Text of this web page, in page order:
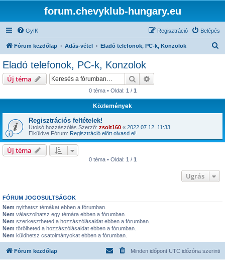
forum.chevyklub-hungary.eu
GyIK Belépés
Regisztráció
Fórum kezdőlap Adás-vétel Eladó telefonok, PC-k, Konzolok
Eladó telefonok, PC-k, Konzolok
Új téma Keresés
0 téma • Oldal: 1 / 1
Közlemények
Regisztrációs feltételek!
Utolsó hozzászólás Szerző: zsolt160 « 2022.07.12. 11:33
Elküldve Fórum: Regisztráció elött olvasd el!
Új téma
0 téma • Oldal: 1 / 1
Ugrás
FÓRUM JOGOSULTSÁGOK
Nem nyithatsz témákat ebben a fórumban.
Nem válaszolhatsz egy témára ebben a fórumban.
Nem szerkesztheted a hozzászólásaidat ebben a fórumban.
Nem törölheted a hozzászólásaidat ebben a fórumban.
Nem küldhetsz csatolmányokat ebben a fórumban.
Fórum kezdőlap Minden időpont UTC időzóna szerinti